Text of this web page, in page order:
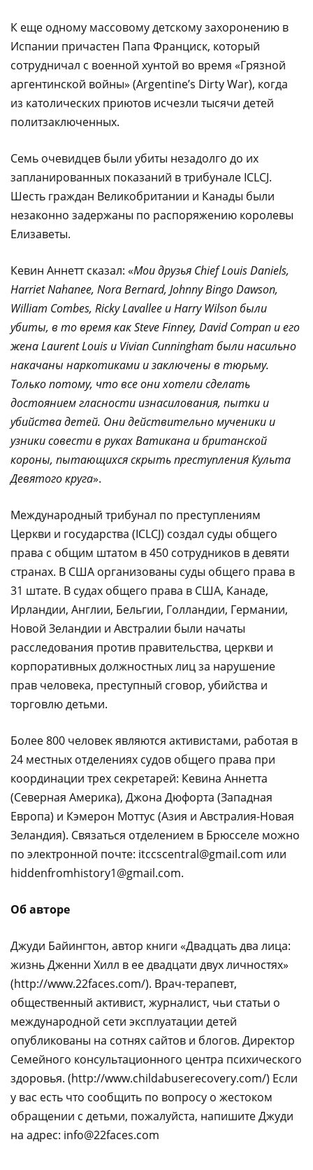
К еще одному массовому детскому захоронению в
Испании причастен Папа Франциск, который
сотрудничал с военной хунтой во время «Грязной
аргентинской войны» (Argentine’s Dirty War), когда
из католических приютов исчезли тысячи детей
политзаключенных.
Семь очевидцев были убиты незадолго до их
запланированных показаний в трибунале ICLCJ.
Шесть граждан Великобритании и Канады были
незаконно задержаны по распоряжению королевы
Елизаветы.
Кевин Аннетт сказал: «Мои друзья Chief Louis Daniels,
Harriet Nahanee, Nora Bernard, Johnny Bingo Dawson,
William Combes, Ricky Lavallee и Harry Wilson были
убиты, в то время как Steve Finney, David Compan и его
жена Laurent Louis и Vivian Cunningham были насильно
накачаны наркотиками и заключены в тюрьму.
Только потому, что все они хотели сделать
достоянием гласности изнасилования, пытки и
убийства детей. Они действительно мученики и
узники совести в руках Ватикана и британской
короны, пытающихся скрыть преступления Культа
Девятого круга».
Международный трибунал по преступлениям
Церкви и государства (ICLCJ) создал суды общего
права с общим штатом в 450 сотрудников в девяти
странах. В США организованы суды общего права в
31 штате. В судах общего права в США, Канаде,
Ирландии, Англии, Бельгии, Голландии, Германии,
Новой Зеландии и Австралии были начаты
расследования против правительства, церкви и
корпоративных должностных лиц за нарушение
прав человека, преступный сговор, убийства и
торговлю детьми.
Более 800 человек являются активистами, работая в
24 местных отделениях судов общего права при
координации трех секретарей: Кевина Аннетта
(Северная Америка), Джона Дюфорта (Западная
Европа) и Кэмерон Моттус (Азия и Австралия-Новая
Зеландия). Связаться отделением в Брюсселе можно
по электронной почте: itccscentral@gmail.com или
hiddenfromhistory1@gmail.com.
Об авторе
Джуди Байингтон, автор книги «Двадцать два лица:
жизнь Дженни Хилл в ее двадцати двух личностях»
(http://www.22faces.com/). Врач-терапевт,
общественный активист, журналист, чьи статьи о
международной сети эксплуатации детей
опубликованы на сотнях сайтов и блогов. Директор
Семейного консультационного центра психического
здоровья. (http://www.childabuserecovery.com/) Если
у вас есть что сообщить по вопросу о жестоком
обращении с детьми, пожалуйста, напишите Джуди
на адрес: info@22faces.com